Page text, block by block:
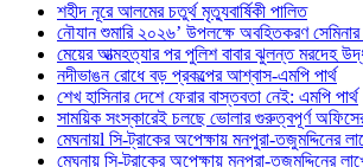
শহীদ নূরে আলমের চতুর্থ মৃত্যুবার্ষিকী পালিত
নৌযান শুমারি ২০২৬’ উপলক্ষে অবহিতকরণ সেমিনার
মেয়ের আত্মহত্যার পর পুলিশ বাবার ঝুলন্ত মরদেহ
নদীভাঙন রোধে বড় প্রকল্পের আশ্বাস-এমপি পার্থ
শেখ হাসিনার দেশে ফেরার বাস্তবতা নেই: এমপি পার্থ
সাময়িক সংস্কারেই চলছে ভোলার গুরুত্বপূর্ণ
মেঘনায়l সি-ট্রাকের অপেক্ষায় মনপুরা-তজুমদ্দিনের
মেঘনায় সি-ট্রাকের অপেক্ষায় মনপুরা-তজুমদ্দিনের